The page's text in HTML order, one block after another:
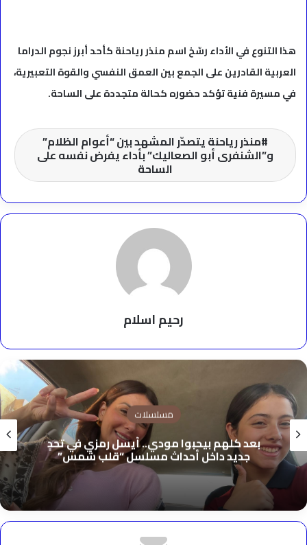
هذا التنوع في الأداء رسّخ اسم منذر رياحنة كأحد أبرز نجوم الدراما
العربية القادرين على الجمع بين العمق النفسي والقوة التعبيرية،
في مسيرة فنية تؤكد حضوره كحالة متجددة على الساحة.
منذر رياحنة يتصدّر المشهد بين “أعوام الظلام”
و”الشنفرى أبو الصعاليك” بأداء يفرض نفسه على
الساحة
رحيم اسلام
مسلسلات
بعد كلهم بيحبوا مودي.. أيسل رمزي في تحدٍ
جديد داخل أحداث مسلسل “قلب شمس”